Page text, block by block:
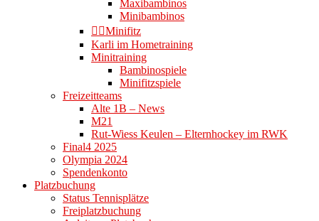
Maxibambinos
Minibambinos
👉🏻Minifitz
Karli im Hometraining
Minitraining
Bambinospiele
Minifitzspiele
Freizeitteams
Alte 1B – News
M21
Rut-Wiess Keulen – Elternhockey im RWK
Final4 2025
Olympia 2024
Spendenkonto
Platzbuchung
Status Tennisplätze
Freiplatzbuchung